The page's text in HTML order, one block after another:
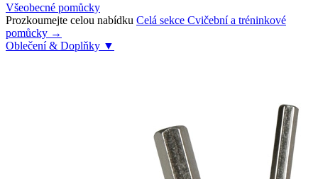
Všeobecné pomůcky
Prozkoumejte celou nabídku Celá sekce Cvičební a tréninkové
pomůcky →
Oblečení & Doplňky ▼